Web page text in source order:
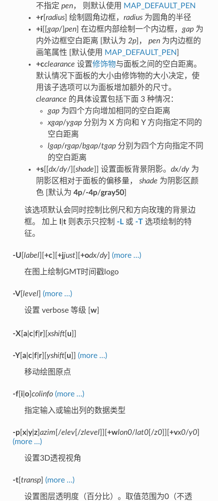
不指定 pen， 则默认使用 MAP_DEFAULT_PEN
+r[ radius] 绘制圆角边框， radius为圆角的半径
+i[[ gap/] pen] 在边框内部绘制一个内边框， gap为
内外边框空白距离 [默认为 2p]， pen为内边框的
画笔属性 [默认使用 MAP_DEFAULT_PEN
+cclearance 设置修饰物与面板之间的空白距离。
默认情况下面板的大小由修饰物的大小决定，使
用该子选项可以为面板增加额外的尺寸。
clearance 的具体设置包括下面 3 种情况：
gap为四个方向增加相同的空白距离
xgap/ygap分别为 X 方向和 Y 方向指定不同的
空白距离
lgap/rgap/bgap/tgap分别为四个方向指定不同
的空白距离
+s[[ dx/dy/][ shade ]] 设置面板背景阴影。 dx/dy为
阴影区相对于面板的偏移量， shade 为阴影区颜
色 [默认为 4p/-4p/gray50]
该选项默认会同时控制比例尺和方向玫瑰的背景边
框。 加上
t则表示只控制 -L或 -T选项绘制的特
征。
-U label][ +c][ +jjust][ +odx/dy] (more …)
在图上绘制GMT时间戳logo
-V[ level] (more …)
设置 verbose 等级 [ w]
-X a| c| f| r][ xshift[ u
-Y[ a| c| f| r][ yshift[ u (more …)
移动绘图原点
-f[ i| o] colinfo (more …)
指定输入或输出列的数据类型
-p[ x| y|z] azim [/elev[/zlevel]][ +wlon0/lat0[/z0]][ +vx0/y0]
(more …)
设置3D透视视角
-t[ transp] (more …)
设置图层透明度（百分比）。取值范围为0（不透